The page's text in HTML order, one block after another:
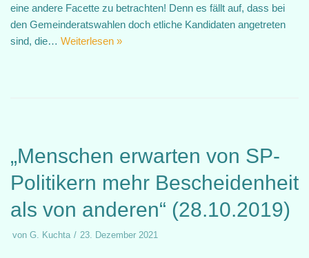
eine andere Facette zu betrachten! Denn es fällt auf, dass bei
den Gemeinderatswahlen doch etliche Kandidaten angetreten
sind, die… Weiterlesen »
„Menschen erwarten von SP-
Politikern mehr Bescheidenheit
als von anderen“ (28.10.2019)
von G. Kuchta 23. Dezember 2021